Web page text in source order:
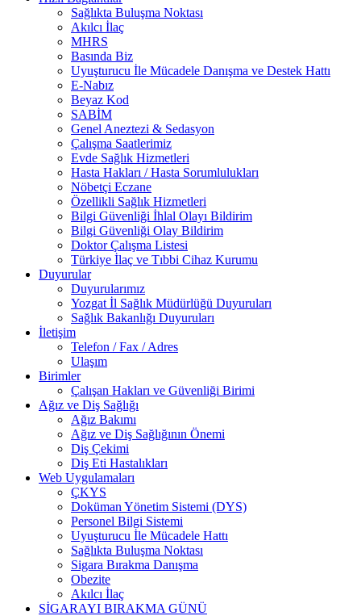
Sağlıkta Buluşma Noktası
Akılcı İlaç
MHRS
Basında Biz
Uyuşturucu İle Mücadele Danışma ve Destek Hattı
E-Nabız
Beyaz Kod
SABİM
Genel Aneztezi & Sedasyon
Çalışma Saatlerimiz
Evde Sağlık Hizmetleri
Hasta Hakları / Hasta Sorumlulukları
Nöbetçi Eczane
Özellikli Sağlık Hizmetleri
Bilgi Güvenliği İhlal Olayı Bildirim
Bilgi Güvenliği Olay Bildirim
Doktor Çalışma Listesi
Türkiye İlaç ve Tıbbi Cihaz Kurumu
Duyurular
Duyurularımız
Yozgat İl Sağlık Müdürlüğü Duyuruları
Sağlık Bakanlığı Duyuruları
İletişim
Telefon / Fax / Adres
Ulaşım
Birimler
Çalışan Hakları ve Güvenliği Birimi
Ağız ve Diş Sağlığı
Ağız Bakımı
Ağız ve Diş Sağlığının Önemi
Diş Çekimi
Diş Eti Hastalıkları
Web Uygulamaları
ÇKYS
Doküman Yönetim Sistemi (DYS)
Personel Bilgi Sistemi
Uyuşturucu İle Mücadele Hattı
Sağlıkta Buluşma Noktası
Sigara Bırakma Danışma
Obezite
Akılcı İlaç
SİGARAYI BIRAKMA GÜNÜ